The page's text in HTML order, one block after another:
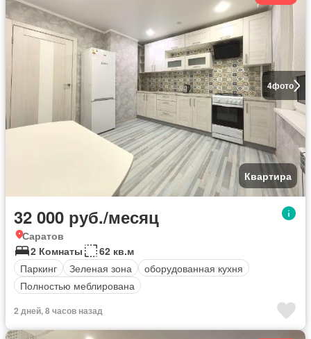
4фото
Квартира
32 000 руб./месяц
Саратов
2 Комнаты
62 кв.м
Паркинг
Зеленая зона
оборудованная кухня
Полностью меблирована
2 дней, 8 часов назад